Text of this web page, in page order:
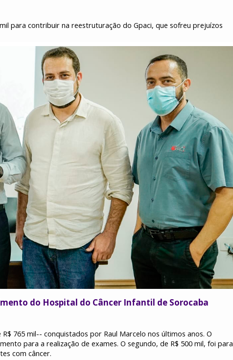
para contribuir na reestruturação do Gpaci, que sofreu prejuízos
do Hospital do Câncer Infantil de Sorocaba
765 mil-- conquistados por Raul Marcelo nos últimos anos. O
para a realização de exames. O segundo, de R$ 500 mil, foi para
com câncer.